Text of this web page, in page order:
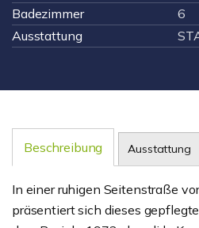
Badezimmer
6
Ausstattung
Beschreibung Ausstattung
In einer ruhigen Seitenstraße
präsentiert sich dieses